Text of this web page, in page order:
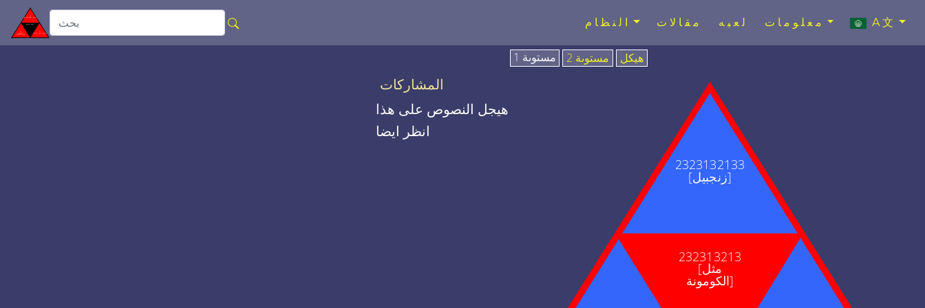
النظام مقالات لعبه معلومات A文
مستوىة 1 مستوىة 2 هيكل
232313213
[مثل
الكومونة]
2323132133
[زنجبيل]
المشاركات
هيجل النصوص على هذا
انظر ايضا